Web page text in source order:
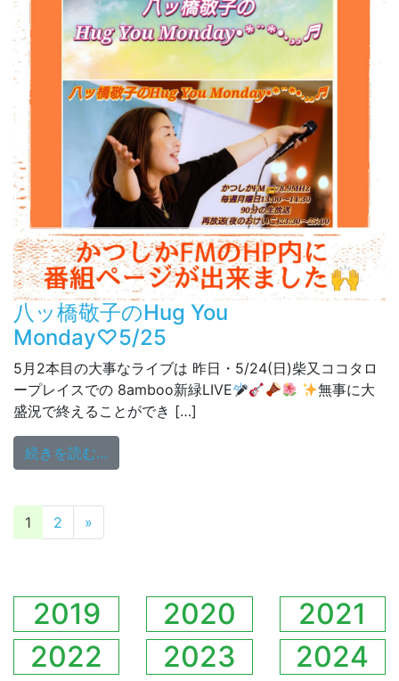
八ッ橋敬子のHug You
Monday♡5/25
5月2本目の大事なライブは 昨日・5/24(日)柴又ココタロ
ープレイスでの 8amboo新緑LIVE
無事に大
盛況で終えることができ […]
続きを読む…
投稿ナビゲーション
1 2 »
2019 2020
2021
2022
2023
2024